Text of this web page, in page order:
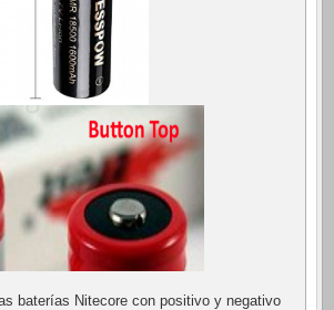
baterías Nitecore con positivo y negativo